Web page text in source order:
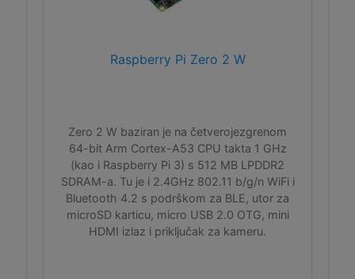
Raspberry Pi Zero 2 W
Zero 2 W baziran je na četverojezgrenom
64-bit Arm Cortex-A53 CPU takta 1 GHz
(kao i Raspberry Pi 3) s 512 MB LPDDR2
SDRAM-a. Tu je i 2.4GHz 802.11 b/g/n WiFi i
Bluetooth 4.2 s podrškom za BLE, utor za
microSD karticu, micro USB 2.0 OTG, mini
HDMI izlaz i priključak za kameru.